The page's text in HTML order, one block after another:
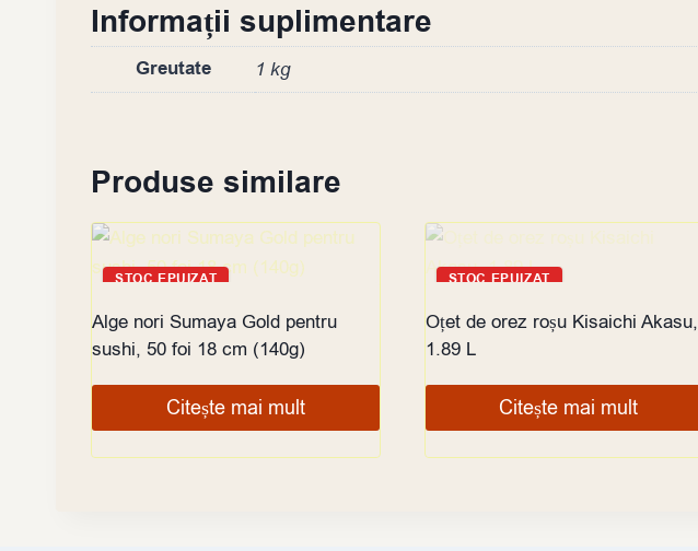
Informații suplimentare
Greutate 1 kg
Produse similare
STOC EPUIZAT
Alge nori Sumaya Gold pentru
sushi, 50 foi 18 cm (140g)
Citește mai mult
STOC EPUIZAT
Oțet de orez roșu Kisaichi Akasu,
1.89 L
Citește mai mult